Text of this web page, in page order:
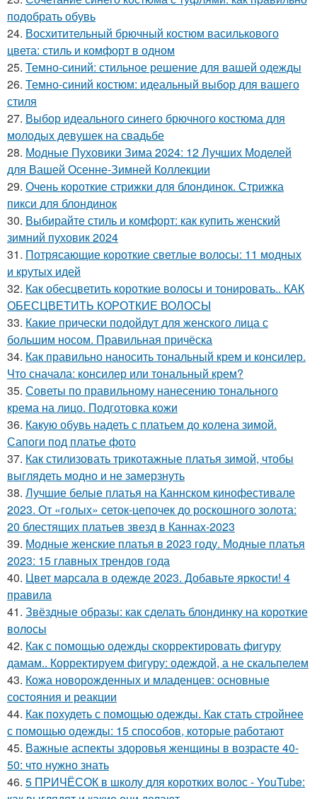
подобрать обувь
24. Восхитительный брючный костюм василькового
цвета: стиль и комфорт в одном
25. Темно-синий: стильное решение для вашей одежды
26. Темно-синий костюм: идеальный выбор для вашего
стиля
27. Выбор идеального синего брючного костюма для
молодых девушек на свадьбе
28. Модные Пуховики Зима 2024: 12 Лучших Моделей
для Вашей Осенне-Зимней Коллекции
29. Очень короткие стрижки для блондинок. Стрижка
пикси для блондинок
30. Выбирайте стиль и комфорт: как купить женский
зимний пуховик 2024
31. Потрясающие короткие светлые волосы: 11 модных
и крутых идей
32. Как обесцветить короткие волосы и тонировать.. КАК
ОБЕСЦВЕТИТЬ КОРОТКИЕ ВОЛОСЫ
33. Какие прически подойдут для женского лица с
большим носом. Правильная причёска
34. Как правильно наносить тональный крем и консилер.
Что сначала: консилер или тональный крем?
35. Советы по правильному нанесению тонального
крема на лицо. Подготовка кожи
36. Какую обувь надеть с платьем до колена зимой.
Сапоги под платье фото
37. Как стилизовать трикотажные платья зимой, чтобы
выглядеть модно и не замерзнуть
38. Лучшие белые платья на Каннском кинофестивале
2023. От «голых» сеток-цепочек до роскошного золота:
20 блестящих платьев звезд в Каннах-2023
39. Модные женские платья в 2023 году. Модные платья
2023: 15 главных трендов года
40. Цвет марсала в одежде 2023. Добавьте яркости! 4
правила
41. Звёздные образы: как сделать блондинку на короткие
волосы
42. Как с помощью одежды скорректировать фигуру
дамам.. Корректируем фигуру: одеждой, а не скальпелем
43. Кожа новорожденных и младенцев: основные
состояния и реакции
44. Как похудеть с помощью одежды. Как стать стройнее
с помощью одежды: 15 способов, которые работают
45. Важные аспекты здоровья женщины в возрасте 40-
50: что нужно знать
46. 5 ПРИЧЁСОК в школу для коротких волос ‍- YouTube: